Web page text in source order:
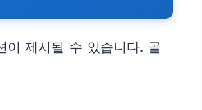
이 제시될 수 있습니다. 골